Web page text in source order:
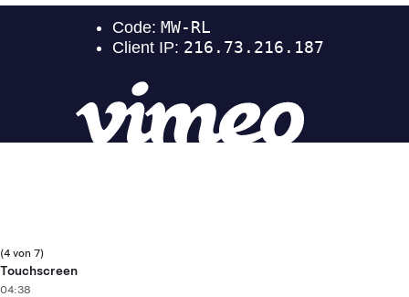
(4 von 7)
Touchscreen
04:38